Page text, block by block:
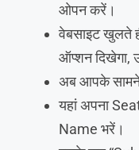
ओपन करें।
वेबसाइट खुलते
ऑप्शन दिखेगा,
अब आपके सामने
यहां अपना
Name भरें।